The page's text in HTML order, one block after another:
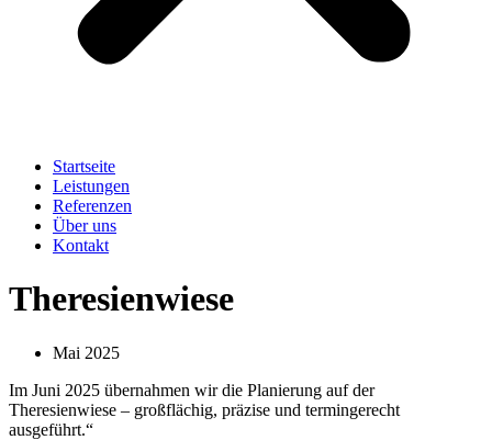
Startseite
Leistungen
Referenzen
Über uns
Kontakt
Theresienwiese
Mai 2025
Im Juni 2025 übernahmen wir die Planierung auf der
Theresienwiese – großflächig, präzise und termingerecht
ausgeführt.“